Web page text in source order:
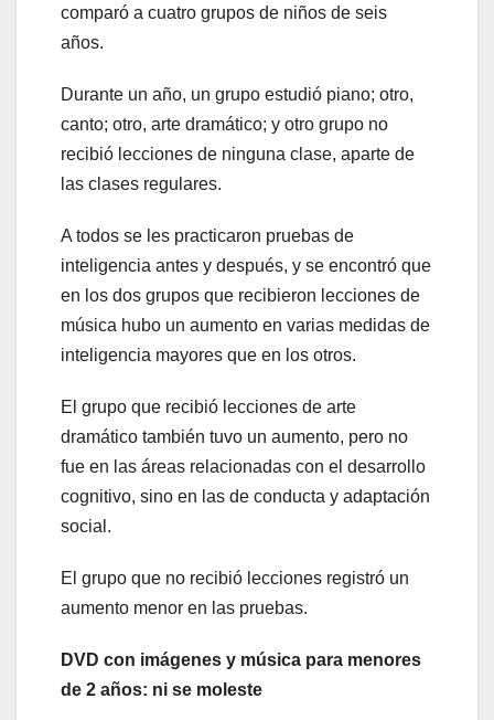
comparó a cuatro grupos de niños de seis
años.
Durante un año, un grupo estudió piano; otro,
canto; otro, arte dramático; y otro grupo no
recibió lecciones de ninguna clase, aparte de
las clases regulares.
A todos se les practicaron pruebas de
inteligencia antes y después, y se encontró que
en los dos grupos que recibieron lecciones de
música hubo un aumento en varias medidas de
inteligencia mayores que en los otros.
El grupo que recibió lecciones de arte
dramático también tuvo un aumento, pero no
fue en las áreas relacionadas con el desarrollo
cognitivo, sino en las de conducta y adaptación
social.
El grupo que no recibió lecciones registró un
aumento menor en las pruebas.
DVD con imágenes y música para menores
de 2 años: ni se moleste